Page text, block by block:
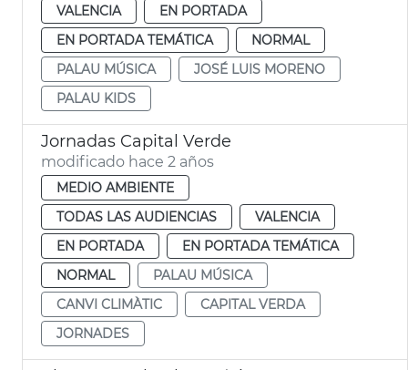
VALENCIA
EN PORTADA
EN PORTADA TEMÁTICA
NORMAL
PALAU MÚSICA
JOSÉ LUIS MORENO
PALAU KIDS
Jornadas Capital Verde
modificado hace 2 años
MEDIO AMBIENTE
TODAS LAS AUDIENCIAS
VALENCIA
EN PORTADA
EN PORTADA TEMÁTICA
NORMAL
PALAU MÚSICA
CANVI CLIMÀTIC
CAPITAL VERDA
JORNADES